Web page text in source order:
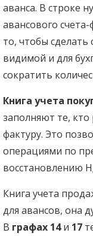
аванса. В строке
авансового
то, чтобы сделать
видимой и для
сократить
Книга учета
заполняют те,
фактуру. Это
операциями по
восстановлению
Книга учета
для авансов, она
В графах 14и 17